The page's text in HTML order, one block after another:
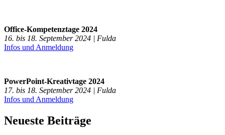
Office-Kompetenztage 2024
16. bis 18. September 2024 | Fulda
Infos und Anmeldung
PowerPoint-Kreativtage 2024
17. bis 18. September 2024 | Fulda
Infos und Anmeldung
Neueste Beiträge